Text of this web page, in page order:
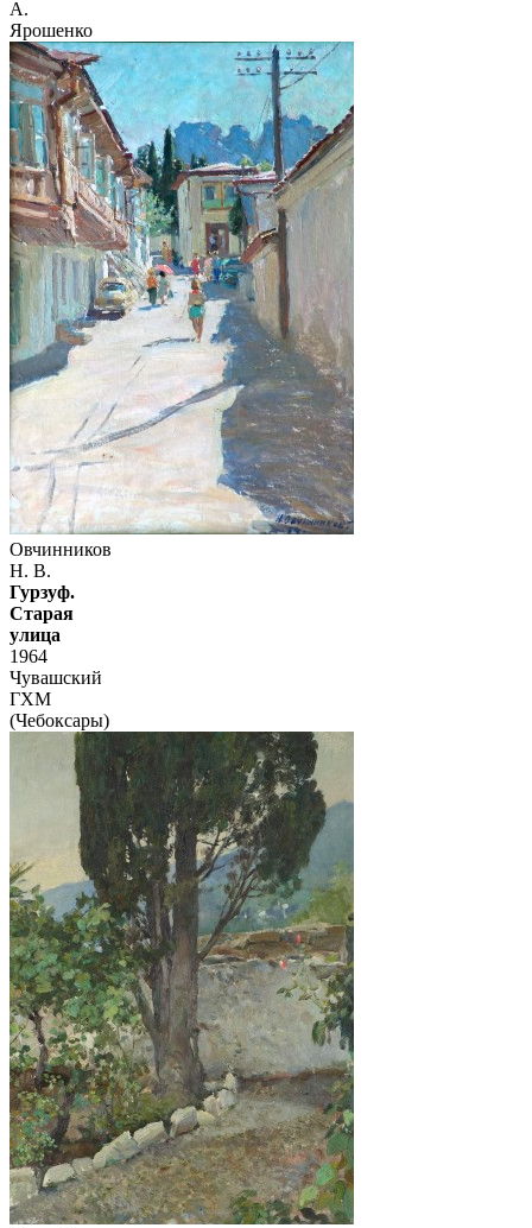
А.
Ярошенко
Овчинников
Н. В.
Гурзуф.
Старая
улица
1964
Чувашский
ГХМ
(Чебоксары)